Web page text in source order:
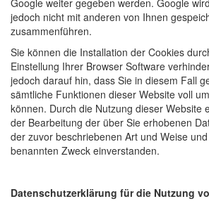
Google weiter gegeben werden. Google
jedoch nicht mit anderen von Ihnen
zusammenführen.
Sie können die Installation der Cookies
Einstellung Ihrer Browser Software
jedoch darauf hin, dass Sie in diesem Fall
sämtliche Funktionen dieser Website voll
können. Durch die Nutzung dieser Website
der Bearbeitung der über Sie erhobenen
der zuvor beschriebenen Art und Weise
benannten Zweck einverstanden.
Datenschutzerklärung für die Nutzung